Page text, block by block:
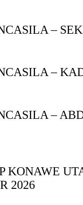
–
–
–
KONAWE
2026